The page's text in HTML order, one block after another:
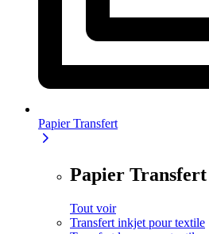
Papier Transfert
Papier Transfert
Tout voir
Transfert inkjet pour textile